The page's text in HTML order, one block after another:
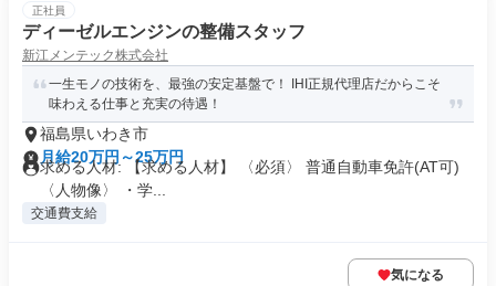
正社員
ディーゼルエンジンの整備スタッフ
新江メンテック株式会社
一生モノの技術を、最強の安定基盤で！ IHI正規代理店だからこそ
味わえる仕事と充実の待遇！
福島県いわき市
月給20万円～25万円
求める人材: 【求める人材】 〈必須〉 普通自動車免許(AT可)
〈人物像〉 ・学...
交通費支給
気になる